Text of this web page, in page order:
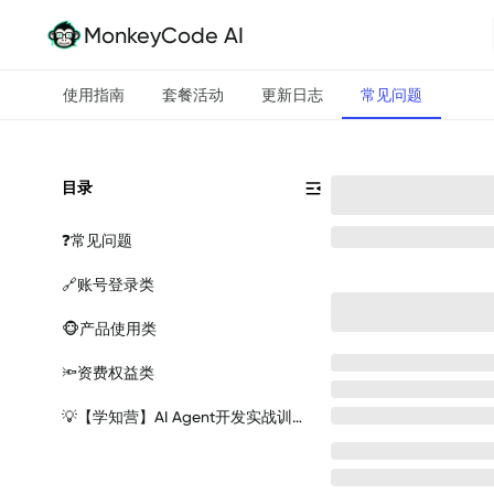
MonkeyCode AI
使用指南 套餐活动 更新日志 常见问题
目录
❓常见问题
🔗账号登录类
🐵产品使用类
🔦资费权益类
💡 【学知营】AI Agent开发实战训练营